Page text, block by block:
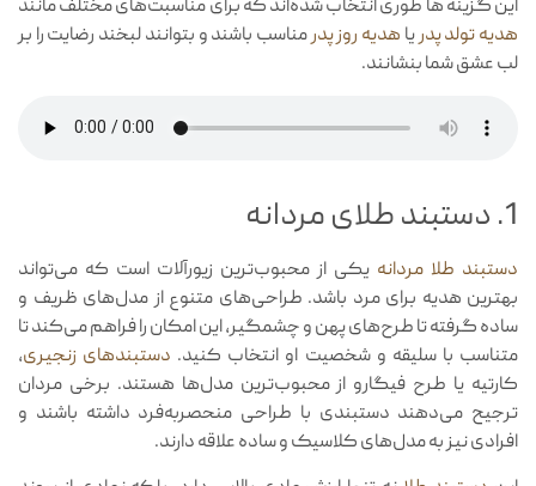
این گزینه ها طوری انتخاب شده‌اند که برای مناسبت‌های مختلف مانند
هدیه تولد پدریا هدیه روز پدرمناسب باشند و بتوانند لبخند رضایت را بر
لب عشق شما بنشانند.
1. دستبند طلای مردانه
دستبند طلا مردانه یکی از محبوب‌ترین زیورآلات است که می‌تواند
بهترین هدیه برای مرد باشد. طراحی‌های متنوع از مدل‌های ظریف و
ساده گرفته تا طرح‌های پهن و چشمگیر، این امکان را فراهم می‌کند تا
متناسب با سلیقه و شخصیت او انتخاب کنید. دستبندهای زنجیری،
کارتیه یا طرح فیگارو از محبوب‌ترین مدل‌ها هستند. برخی مردان
ترجیح می‌دهند دستبندی با طراحی منحصربه‌فرد داشته باشند و
افرادی نیز به مدل‌های کلاسیک و ساده علاقه دارند.